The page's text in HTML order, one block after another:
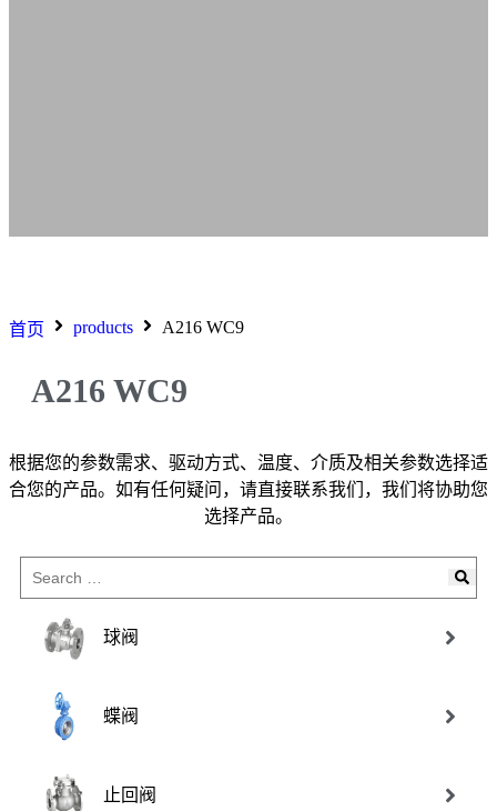
首页 products A216 WC9
A216 WC9
根据您的参数需求、驱动方式、温度、介质及相关参数选择适
合您的产品。如有任何疑问，请直接联系我们，我们将协助您
选择产品。
球阀
蝶阀
止回阀